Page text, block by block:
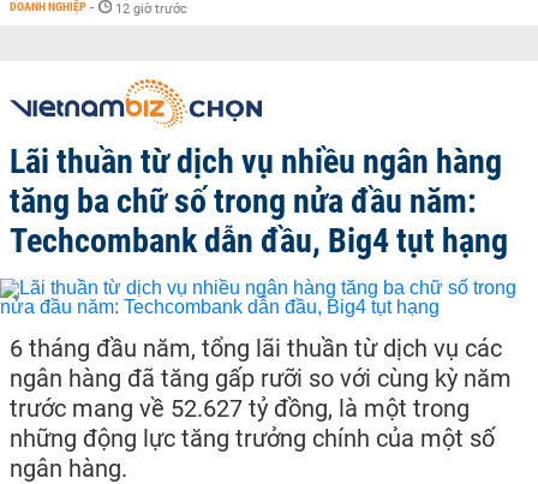
DOANH NGHIỆP - 12 giờ trước
Lãi thuần từ dịch vụ nhiều ngân hàng
tăng ba chữ số trong nửa đầu năm:
Techcombank dẫn đầu, Big4 tụt hạng
6 tháng đầu năm, tổng lãi thuần từ dịch vụ các
ngân hàng đã tăng gấp rưỡi so với cùng kỳ năm
trước mang về 52.627 tỷ đồng, là một trong
những động lực tăng trưởng chính của một số
ngân hàng.